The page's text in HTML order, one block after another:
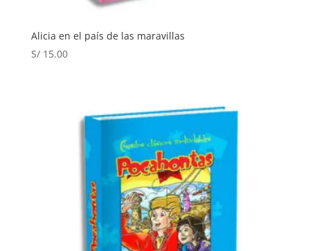
Alicia en el país de las maravillas
S/15.00